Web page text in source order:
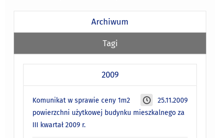
Archiwum
Tagi
2009
25.11.2009
Komunikat w sprawie ceny 1m2
powierzchni użytkowej budynku mieszkalnego za
III kwartał 2009 r.